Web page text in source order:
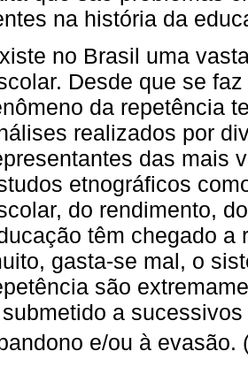
na história da
no Brasil uma
Desde que se
da repetência
realizados por
das mais
etnográficos
do rendimento,
têm chegado a
gasta-se mal, o
são
a
e/ou à evasão.